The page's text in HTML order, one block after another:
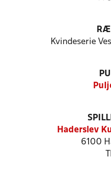
Kvindeserie
Haderslev
6100